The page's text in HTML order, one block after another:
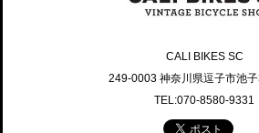
CALI BIKES SC
249-0003 神奈川県逗子市池
TEL:070-8580-9331